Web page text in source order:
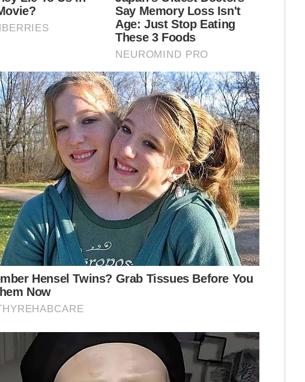
sukar sekiranya kedua-dua pihak tidak
surat perjanjian.
penyewa yang mahu dikenali sebagai
rumit apabila penyewa tiada dokumen
Berkaitan:
Pesawat dilapor terhempas di Elmina Shah Alam
Shah Alam dilanda banjir kilat
MB nafi roboh Stadium Shah Alam untuk PRN
perbincangan dengan tuan rumah, kami
berbincang soal syarat perjanjian. Hanya
mengenai harga sewa bulanan, bil air dan